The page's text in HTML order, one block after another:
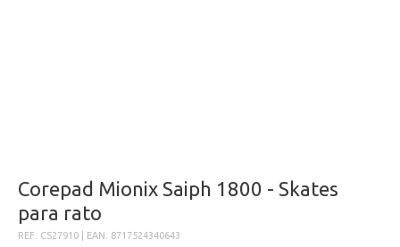
Corepad Mionix Saiph 1800 - Skates
para rato
REF: CS27910 | EAN: 8717524340643